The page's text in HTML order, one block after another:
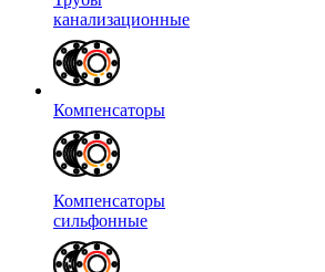
канализационные
Компенсаторы
Компенсаторы
сильфонные